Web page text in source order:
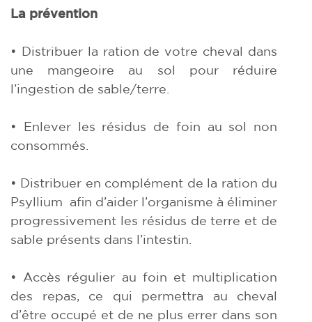
La prévention
• Distribuer la ration de votre cheval dans
une mangeoire au sol pour réduire
l’ingestion de sable/terre.
• Enlever les résidus de foin au sol non
consommés.
• Distribuer en complément de la ration du
Psyllium afin d’aider l’organisme à éliminer
progressivement les résidus de terre et de
sable présents dans l’intestin.
• Accès régulier au foin et multiplication
des repas, ce qui permettra au cheval
d’être occupé et de ne plus errer dans son